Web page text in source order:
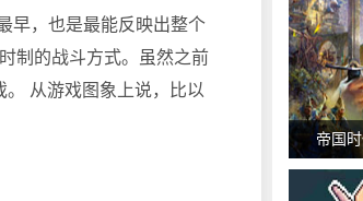
早，也是最能反映出整个
制的战斗方式。虽然之前
从游戏图象上说，比以
帝国